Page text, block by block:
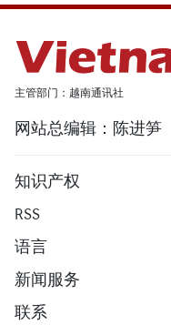
主管部门：越南通讯社
网站总编辑：陈进笋
知识产权
RSS
语言
新闻服务
联系